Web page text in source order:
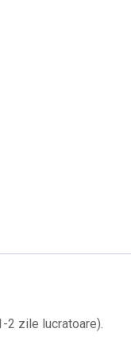
2 zile lucratoare).